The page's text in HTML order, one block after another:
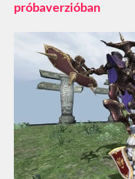
próbaverzióban